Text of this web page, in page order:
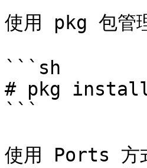
使用 pkg 包管
```sh
# pkg
```
使用 Ports 方